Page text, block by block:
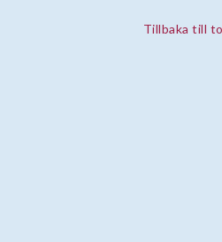
Tillbaka till